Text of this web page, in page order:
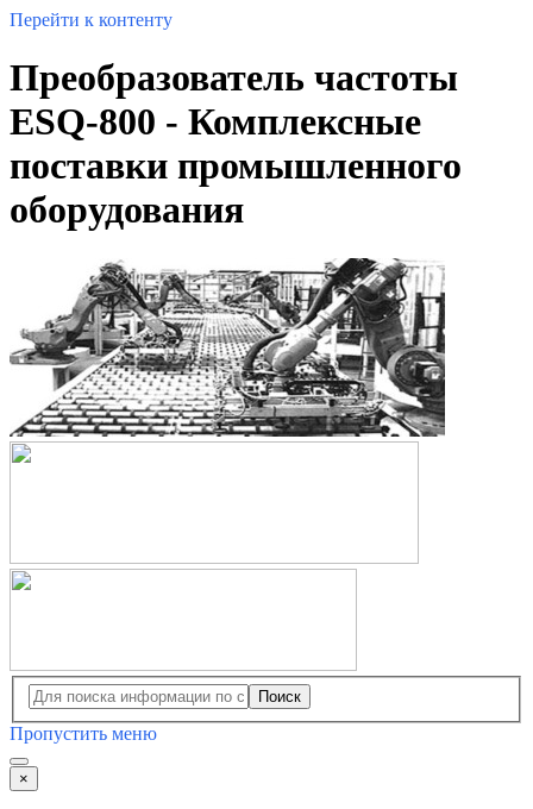
Перейти к контенту
Преобразователь частоты
ESQ-800 - Комплексные
поставки промышленного
оборудования
Поиск
Пропустить меню
×